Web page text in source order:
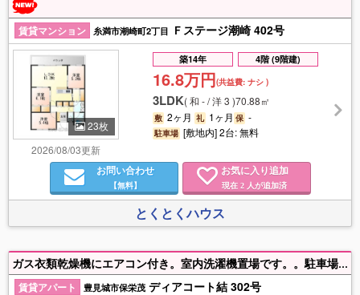
賃貸マンション 糸満市潮崎町2丁目 Ｆステージ潮崎 402号
23枚
2026/08/03更新
築14年 4階 (9階建)
16.8万円(共益費:ナシ )
3LDK(和 - / 洋 3 )70.88㎡
敷 2ヶ月 礼 1ヶ月保 -
駐車場 [敷地内] 2台: 無料
お問い合わせ
【無料】
お気に入り追加
現在 2 人が追加済
とくとくハウス
ガス衣類乾燥機にエアコン付き。室内洗濯機置場です。。駐車場１台無料！駐車場並列2台目可。ネット無料！３階は晴れた日には渡嘉敷島が見えます♪
賃貸アパート
豊見城市保栄茂 ディアコート結 302号